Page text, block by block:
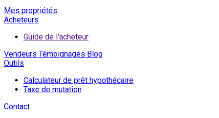
Mes propriétés
Acheteurs
Guide de l'acheteur
Vendeurs Témoignages Blog
Outils
Calculateur de prêt hypothécaire
Taxe de mutation
Contact